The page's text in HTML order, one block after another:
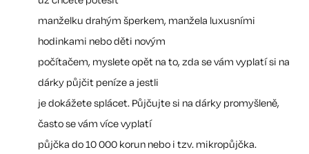
manželku drahým šperkem, manžela luxusními
hodinkami nebo děti novým
počítačem, myslete opět na to, zda se vám vyplatí si na
dárky půjčit peníze a jestli
je dokážete splácet. Půjčujte si na dárky promyšleně,
často se vám více vyplatí
půjčka do 10 000 korun nebo i tzv. mikropůjčka.